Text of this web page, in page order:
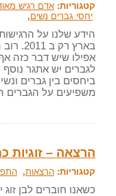
קטגוריות: אדם רגיש
יחסי גברים נשים,
הידע שלנו על
בארץ
אפילו שיש דבר כזה
לגברים יש אתגר נוסף
ביחסים בין גברים
משפיעים על הגברים
הרצאה – זוגיות
קטגוריות: הרצאות,
כשאנו חוברים לבן